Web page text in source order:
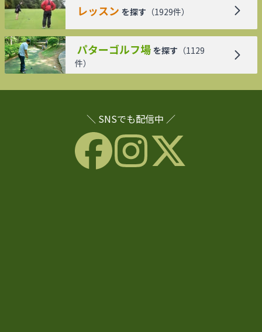
レッスン を探す （1929件）
パターゴルフ場 を探す （1129
件）
＼ SNSでも配信中 ／